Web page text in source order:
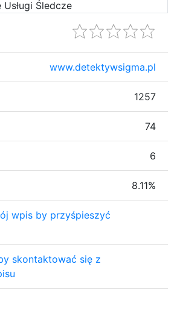
www.detektywsigma.pl
1257
74
6
8.11%
wpis by przyśpieszyć
skontaktować się z